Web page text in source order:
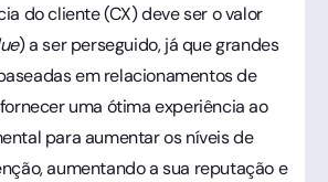
do cliente (CX) deve ser o valor
) a ser perseguido, já que grandes
em relacionamentos de
uma ótima experiência ao
para aumentar os níveis de
aumentando a sua reputação e